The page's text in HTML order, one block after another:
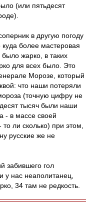
(или пятьдесят
в другую погоду
куда более мастеровая
жарко, в таких
для всех было. Это
Морозе, который
что наши потеряли
(точную цифру не
тысяч были наши
- в массе своей
ли сколько) при этом,
русские же не
забившего гол
у нас неаполитанец,
34 там не редкость.